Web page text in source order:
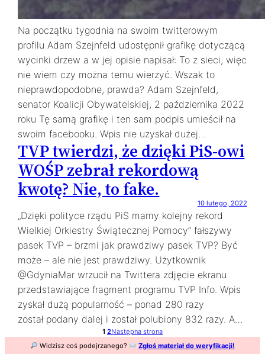
Na początku tygodnia na swoim twitterowym
profilu Adam Szejnfeld udostępnił grafikę dotyczącą
wycinki drzew a w jej opisie napisał: To z sieci, więc
nie wiem czy można temu wierzyć. Wszak to
nieprawdopodobne, prawda? Adam Szejnfeld,
senator Koalicji Obywatelskiej, 2 października 2022
roku Tę samą grafikę i ten sam podpis umieścił na
swoim facebooku. Wpis nie uzyskał dużej…
TVP twierdzi, że dzięki PiS-owi
WOŚP zebrał rekordową
kwotę? Nie, to fake.
10 lutego, 2022
„Dzięki polityce rządu PiS mamy kolejny rekord
Wielkiej Orkiestry Świątecznej Pomocy” fałszywy
pasek TVP – brzmi jak prawdziwy pasek TVP? Być
może – ale nie jest prawdziwy. Użytkownik
@GdyniaMar wrzucił na Twittera zdjęcie ekranu
przedstawiające fragment programu TVP Info. Wpis
zyskał dużą popularność – ponad 280 razy
został podany dalej i został polubiony 832 razy. A…
1 2Następna strona
Widzisz coś podejrzanego?
Zgłoś materiał do weryfikacji!